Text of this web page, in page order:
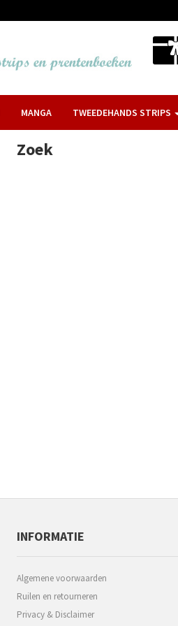
MANGA TWEEDEHANDS STRIPS
Zoek
INFORMATIE
Algemene voorwaarden
Ruilen en retourneren
Privacy & Disclaimer